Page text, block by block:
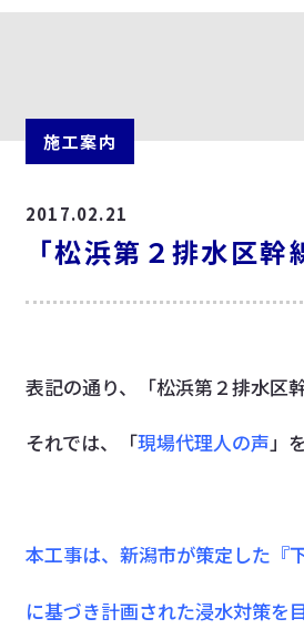
施工案内
2017.02.21
「松浜第２排水区
表記の通り、「松浜第２排水区
それでは、「現場代理人の声」
本工事は、新潟市が策定した『
に基づき計画された浸水対策を